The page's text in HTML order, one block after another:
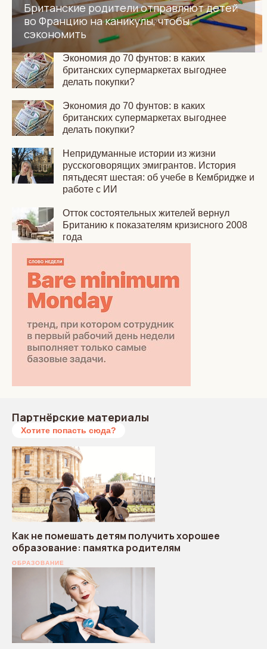
Британские родители отправляют детей
во Францию на каникулы, чтобы
сэкономить
Экономия до 70 фунтов: в каких
британских супермаркетах выгоднее
делать покупки?
Экономия до 70 фунтов: в каких
британских супермаркетах выгоднее
делать покупки?
Непридуманные истории из жизни
русскоговорящих эмигрантов. История
пятьдесят шестая: об учебе в Кембридже и
работе с ИИ
Отток состоятельных жителей вернул
Британию к показателям кризисного 2008
года
Партнёрские материалы
Хотите попасть сюда?
Как не помешать детям получить хорошее
образование: памятка родителям
ОБРАЗОВАНИЕ